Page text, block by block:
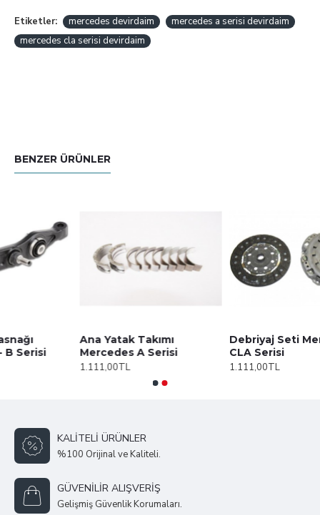
Etiketler: mercedes devirdaim
mercedes a serisi devirdaim
mercedes cla serisi devirdaim
BENZER ÜRÜNLER
Ana Yatak Takımı
Mercedes A Serisi
Debriyaj Seti Mercedes
CLA Serisi
KALITELI ÜRÜNLER
%100 Orijinal ve Kaliteli.
GÜVENILIR ALIŞVERIŞ
Gelişmiş Güvenlik Korumaları.